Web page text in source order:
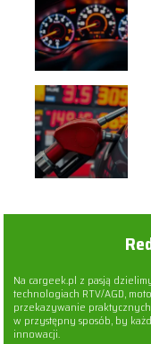
Na cargeek.pl z pasją
technologiach RTV/AGD,
przekazywanie
w przystępny sposób, by
innowacji.